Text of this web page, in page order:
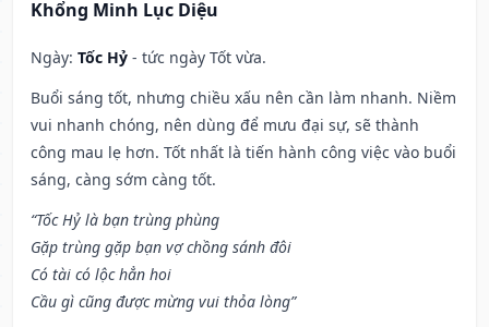
Khổng Minh Lục Diệu
Ngày: Tốc Hỷ - tức ngày Tốt vừa.
Buổi sáng tốt, nhưng chiều xấu nên cần làm nhanh. Niềm
vui nhanh chóng, nên dùng để mưu đại sự, sẽ thành
công mau lẹ hơn. Tốt nhất là tiến hành công việc vào buổi
sáng, càng sớm càng tốt.
“Tốc Hỷ là bạn trùng phùng
Gặp trùng gặp bạn vợ chồng sánh đôi
Có tài có lộc hẳn hoi
Cầu gì cũng được mừng vui thỏa lòng”